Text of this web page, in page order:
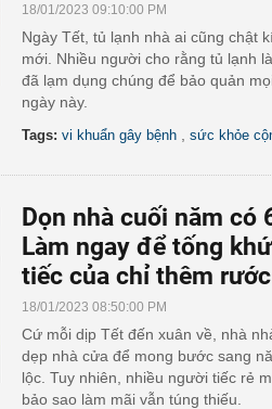
18/01/2023 09:10:00 PM
Ngày Tết, tủ lạnh nhà ai cũng chật
mới. Nhiều người cho rằng tủ lạnh
đã lạm dụng chúng để bảo quản
ngày này.
Tags: vi khuẩn gây bệnh sức khỏe
Dọn nhà cuối năm có
Làm ngay để tống
tiếc của chỉ thêm
18/01/2023 08:50:00 PM
Cứ mỗi dịp Tết đến xuân về, nhà
dẹp nhà cửa để mong bước sang
lộc. Tuy nhiên, nhiều người tiếc rẻ
bảo sao làm mãi vẫn túng thiếu.